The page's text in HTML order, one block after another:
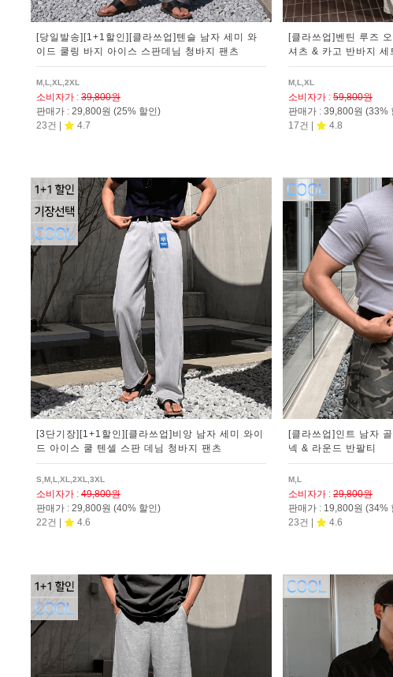
[당일발송][1+1할인][클라쓰업]텐슬 남자 세미 와
이드 쿨링 바지 아이스 스판데님 청바지 팬츠
M,L,XL,2XL
소비자가 : 39,800원
판매가 : 29,800원 (25% 할인)
23건 |
4.7
[클라쓰업]벤틴 루즈
셔츠 & 카고 반바지 세
M,L,XL
소비자가 : 59,800원
판매가 : 39,800원 (33%
17건 |
4.8
[3단기장][1+1할인][클라쓰업]비앙 남자 세미 와이
드 아이스 쿨 텐셀 스판 데님 청바지 팬츠
S,M,L,XL,2XL,3XL
소비자가 : 49,800원
판매가 : 29,800원 (40% 할인)
22건 |
4.6
[클라쓰업]인트 남자
넥 & 라운드 반팔티
M,L
소비자가 : 29,800원
판매가 : 19,800원 (34%
23건 |
4.6